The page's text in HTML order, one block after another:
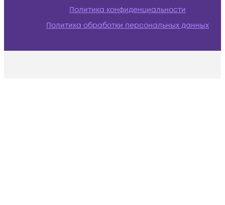
Политика конфиденциальности
Политика обработки персональных данных